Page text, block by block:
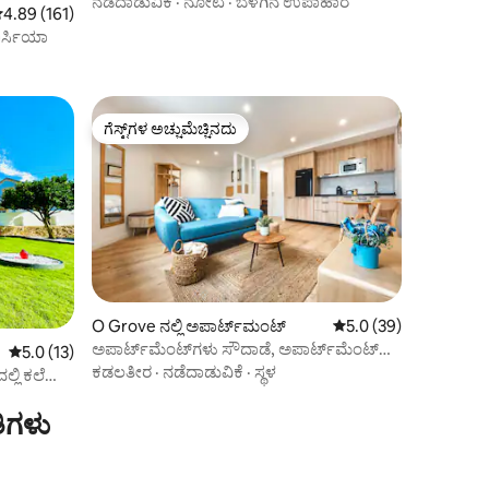
ರಲ್ಲಿ 4.89 ಸರಾಸರಿ ರೇಟಿಂಗ್, 161 ವಿಮರ್ಶೆಗಳು
4.89 (161)
5 ರಲ್ಲಿ 5.0 ಸರಾಸರಿ ರೇಟಿಂಗ್, 13 ವಿಮರ್ಶೆಗಳು
5.0 (13)
ಕಲೆ
ಗೆಸ್ಟ್‌ಗಳ ಅಚ್ಚುಮೆಚ್ಚಿನದು
ಗೆಸ್ಟ್‌ಗಳ ಅಚ್ಚುಮೆಚ್ಚಿನದು
O Grove ನಲ್ಲಿ ಅಪಾರ್ಟ್‌ಮಂಟ್ 5 ರಲ್ಲಿ 5.0 ಸರಾಸರಿ
5.0 (39)
ಅಪಾರ್ಟ್‌ಮೆಂಟ್‌ಗಳು ಸೌದಾಡೆ, ಅಪಾರ್ಟ್‌ಮೆಂಟ್
ಫಿಯುನ್ಚೊ
ಕಡಲತೀರ · ನಡೆದಾಡುವಿಕೆ · ಸ್ಥಳ